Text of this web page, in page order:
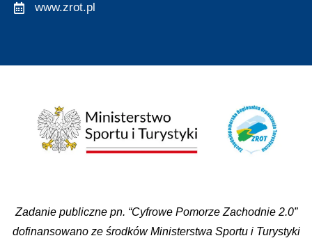
www.zrot.pl
Zadanie publiczne pn. “Cyfrowe Pomorze Zachodnie 2.0”
dofinansowano ze środków Ministerstwa Sportu i Turystyki